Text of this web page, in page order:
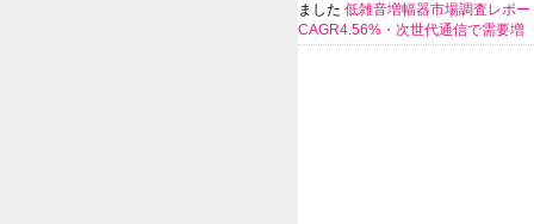
ました 低雑音増幅器市場調査レポー
CAGR4.56%・次世代通信で需要増